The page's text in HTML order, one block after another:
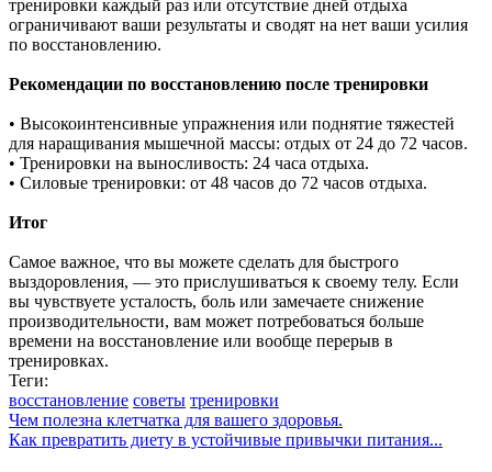
тренировки каждый раз или отсутствие дней отдыха
ограничивают ваши результаты и сводят на нет ваши усилия
по восстановлению.
Рекомендации по восстановлению после тренировки
• Высокоинтенсивные упражнения или поднятие тяжестей
для наращивания мышечной массы: отдых от 24 до 72 часов.
• Тренировки на выносливость: 24 часа отдыха.
• Силовые тренировки: от 48 часов до 72 часов отдыха.
Итог
Самое важное, что вы можете сделать для быстрого
выздоровления, — это прислушиваться к своему телу. Если
вы чувствуете усталость, боль или замечаете снижение
производительности, вам может потребоваться больше
времени на восстановление или вообще перерыв в
тренировках.
Теги:
восстановление советы тренировки
Чем полезна клетчатка для вашего здоровья.
Как превратить диету в устойчивые привычки питания...